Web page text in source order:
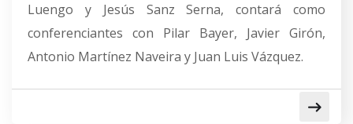
Luengo y Jesús Sanz Serna, contará como
conferenciantes con Pilar Bayer, Javier Girón,
Antonio Martínez Naveira y Juan Luis Vázquez.